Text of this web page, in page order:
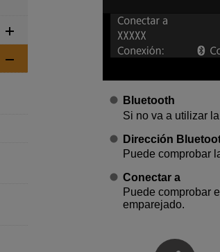
Bluetooth
Si no va a utilizar
Dirección
Puede comprobar
Conectar a
Puede comprobar
emparejado.